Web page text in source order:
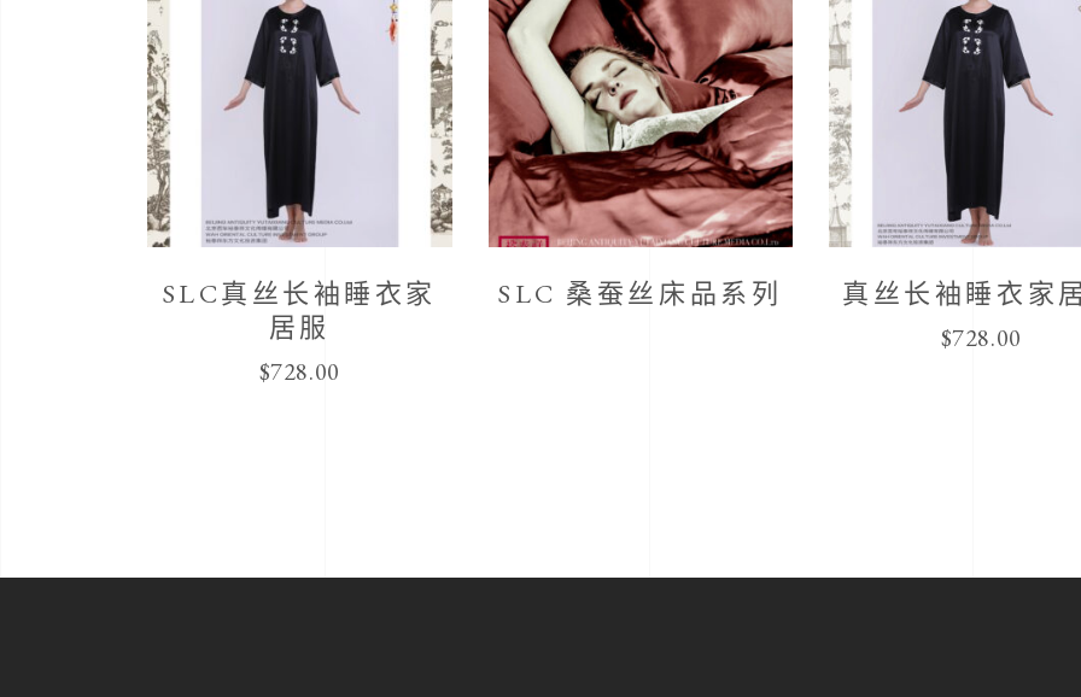
SLC真丝长袖睡衣家
居服
$728.00
SLC 桑蚕丝床品系列 真丝长袖睡衣家
$728.00